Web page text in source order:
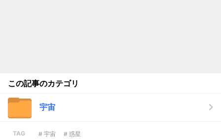
この記事のカテゴリ
宇宙
TAG # 宇宙 # 惑星